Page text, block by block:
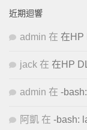
近期迴響
admin 在 在HP
jack 在 在HP
admin 在 -
阿凱 在 -bash: